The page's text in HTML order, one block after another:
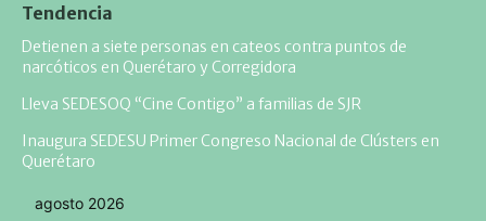
Tendencia
Detienen a siete personas en cateos contra puntos de
narcóticos en Querétaro y Corregidora
Lleva SEDESOQ “Cine Contigo” a familias de SJR
Inaugura SEDESU Primer Congreso Nacional de Clústers en
Querétaro
agosto 2026